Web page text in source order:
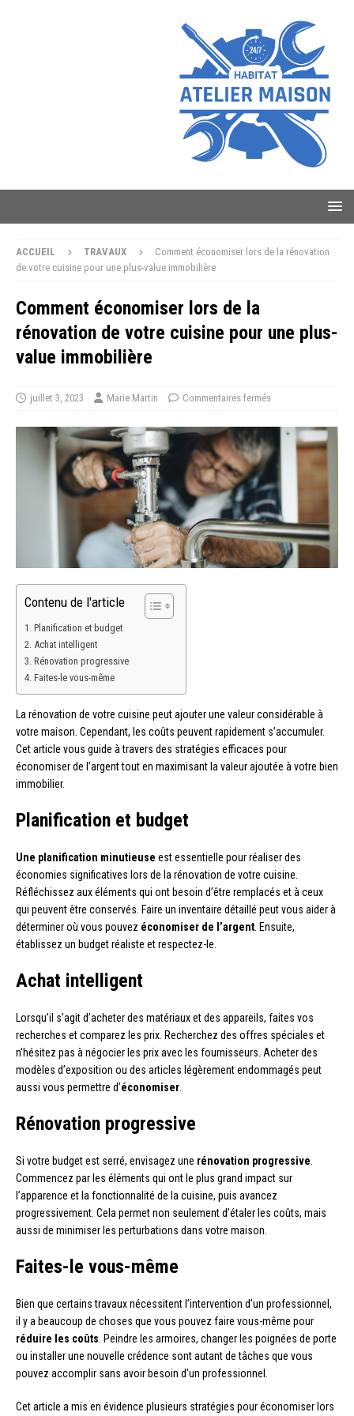
ACCUEIL TRAVAUX
Comment économiser lors de la rénovation
de votre cuisine pour une plus-value immobilière
Comment économiser lors de la
rénovation de votre cuisine pour une plus-
value immobilière
juillet 3, 2023 Marie Martin Commentaires fermés
Contenu de l'article
Planification et budget
Achat intelligent
Rénovation progressive
Faites-le vous-même
La rénovation de votre cuisine peut ajouter une valeur considérable à
votre maison. Cependant, les coûts peuvent rapidement s’accumuler.
Cet article vous guide à travers des stratégies efficaces pour
économiser de l’argent tout en maximisant la valeur ajoutée à votre bien
immobilier.
Planification et budget
Une planification minutieuse est essentielle pour réaliser des
économies significatives lors de la rénovation de votre cuisine.
Réfléchissez aux éléments qui ont besoin d’être remplacés et à ceux
qui peuvent être conservés. Faire un inventaire détaillé peut vous aider à
déterminer où vous pouvez économiser de l’argent . Ensuite,
établissez un budget réaliste et respectez-le.
Achat intelligent
Lorsqu’il s’agit d’acheter des matériaux et des appareils, faites vos
recherches et comparez les prix. Recherchez des offres spéciales et
n’hésitez pas à négocier les prix avec les fournisseurs. Acheter des
modèles d’exposition ou des articles légèrement endommagés peut
aussi vous permettre d’économiser
Rénovation progressive
Si votre budget est serré, envisagez une rénovation progressive
Commencez par les éléments qui ont le plus grand impact sur
l’apparence et la fonctionnalité de la cuisine, puis avancez
progressivement. Cela permet non seulement d’étaler les coûts, mais
aussi de minimiser les perturbations dans votre maison.
Faites-le vous-même
Bien que certains travaux nécessitent l’intervention d’un professionnel,
il y a beaucoup de choses que vous pouvez faire vous-même pour
réduire les coûts . Peindre les armoires, changer les poignées de porte
ou installer une nouvelle crédence sont autant de tâches que vous
pouvez accomplir sans avoir besoin d’un professionnel.
Cet article a mis en évidence plusieurs stratégies pour économiser lors